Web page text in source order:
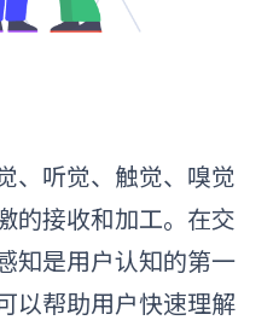
、听觉、触觉、嗅觉
的接收和加工。在交
知是用户认知的第一
以帮助用户快速理解